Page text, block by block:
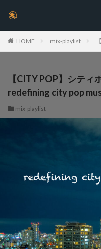
HOME mix-playlist
【CITY POP】シテ
redefining city pop
mix-playlist